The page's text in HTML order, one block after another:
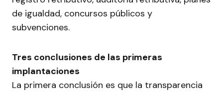
de igualdad, concursos públicos y
subvenciones.
Tres conclusiones de las primeras
implantaciones
La primera conclusión es que la transparencia